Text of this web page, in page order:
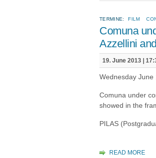
TERMINE: FILM
Comuna
Azzellini
19. June 2013 |
Wednesday June
Comuna under
showed in the
PILAS
READ MORE